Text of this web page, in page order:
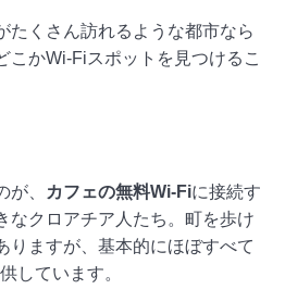
たくさん訪れるような都市なら
こかWi-Fiスポットを見つけるこ
、 カフェの無料Wi-Fiに接続す
なクロアチア人たち。町を歩け
りますが、基本的にほぼすべて
しています。